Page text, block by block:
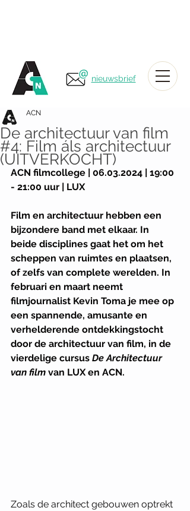
nieuwsbrief
De architectuur van film
#4: Film áls architectuur
(UITVERKOCHT)
ACN
ACN filmcollege | 06.03.2024 | 19:00
- 21:00 uur | LUX
Film en architectuur hebben een
bijzondere band met elkaar. In
beide disciplines gaat het om het
scheppen van ruimtes en plaatsen,
of zelfs van complete werelden. In
februari en maart neemt
filmjournalist Kevin Toma je mee op
een spannende, amusante en
verhelderende ontdekkingstocht
door de architectuur van film, in de
vierdelige cursus De Architectuur
van film van LUX en ACN.
Zoals de architect gebouwen optrekt